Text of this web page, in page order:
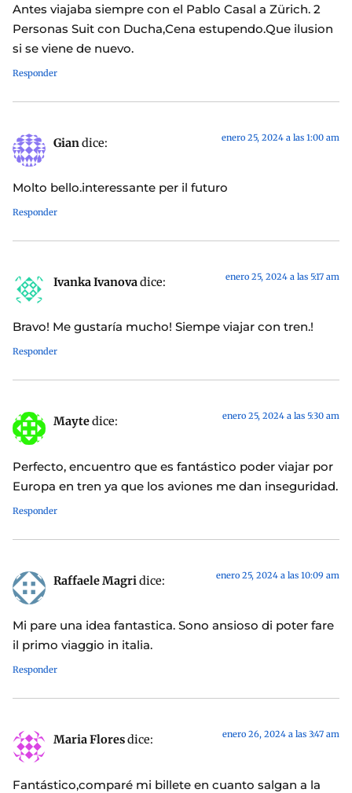
Antes viajaba siempre con el Pablo Casal a Zürich. 2
Personas Suit con Ducha,Cena estupendo.Que ilusion
si se viene de nuevo.
Responder
Giandice: enero 25, 2024 a las 1:00 am
Molto bello.interessante per il futuro
Responder
Ivanka Ivanovadice: enero 25, 2024 a las 5:17 am
Bravo! Me gustaría mucho! Siempe viajar con tren.!
Responder
Maytedice: enero 25, 2024 a las 5:30 am
Perfecto, encuentro que es fantástico poder viajar por
Europa en tren ya que los aviones me dan inseguridad.
Responder
Raffaele Magridice: enero 25, 2024 a las 10:09 am
Mi pare una idea fantastica. Sono ansioso di poter fare
il primo viaggio in italia.
Responder
Maria Floresdice: enero 26, 2024 a las 3:47 am
Fantástico,comparé mi billete en cuanto salgan a la